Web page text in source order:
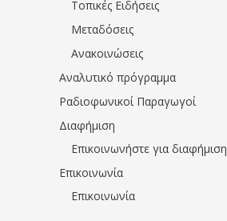
Τοπικές Ειδήσεις
Μεταδόσεις
Ανακοινώσεις
Αναλυτικό πρόγραμμα
Ραδιοφωνικοί Παραγωγοί
Διαφήμιση
Επικοινωνήστε για διαφήμιση
Επικοινωνία
Επικοινωνία